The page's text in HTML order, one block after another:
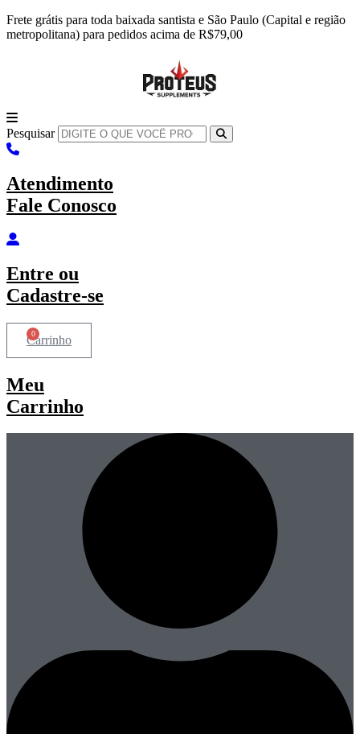
Ir
para
Frete grátis para toda baixada santista e São Paulo (Capital e região
metropolitana) para pedidos acima de R$79,00
Pesquisar
Atendimento
Fale Conosco
Entre ou
Cadastre-se
0
Carrinho
Meu
Carrinho